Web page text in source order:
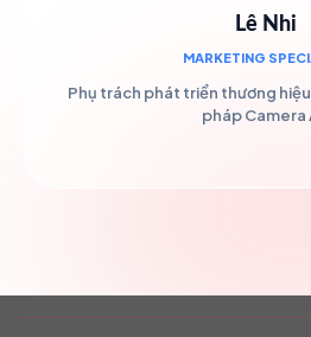
Lê Nhi
MARKETING
Phụ trách phát triển thương
pháp Camera